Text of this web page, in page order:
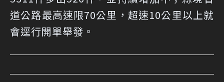
道公路最高速限70公里，超速10公里以上就
會逕行開單舉發。